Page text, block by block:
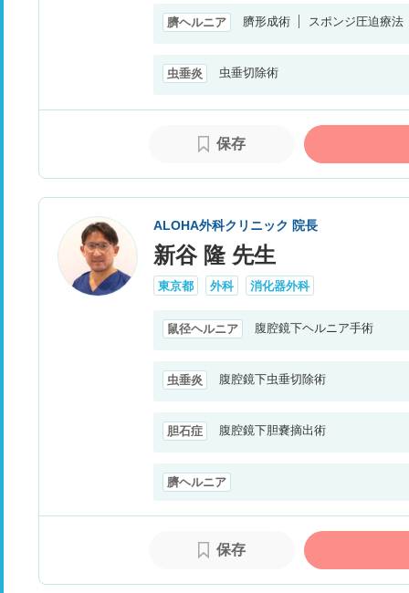
臍ヘルニア 臍形成術 スポンジ圧迫療法
虫垂炎 虫垂切除術
保存
ALOHA外科クリニック 院長
新谷 隆 先生
東京都 外科 消化器外科
鼠径ヘルニア 腹腔鏡下ヘルニア手術
虫垂炎 腹腔鏡下虫垂切除術
胆石症 腹腔鏡下胆嚢摘出術
臍ヘルニア
保存